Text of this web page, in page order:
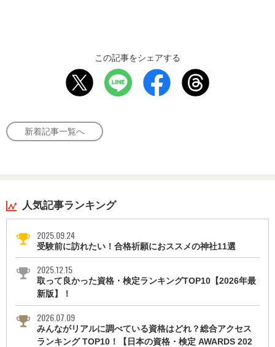
この記事をシェアする
新着記事一覧へ
人気記事ランキング
2025.09.24
受験前に訪れたい！合格祈願におススメの神社11選
2025.12.15
取って良かった資格・検定ランキングTOP10【2026年最
新版】！
2026.07.09
みんながリアルに調べている資格はどれ？総合アクセス
ランキング TOP10！【日本の資格・検定 AWARDS 202